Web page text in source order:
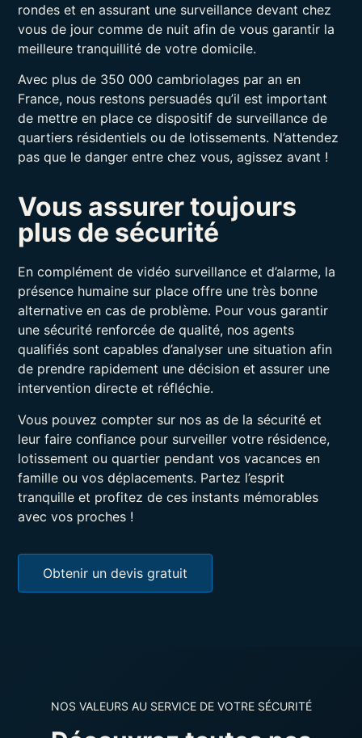
rondes et en assurant une surveillance devant chez
vous de jour comme de nuit afin de vous garantir la
meilleure tranquillité de votre domicile.
Avec plus de 350 000 cambriolages par an en
France, nous restons persuadés qu’il est important
de mettre en place ce dispositif de surveillance de
quartiers résidentiels ou de lotissements. N’attendez
pas que le danger entre chez vous, agissez avant !
Vous assurer toujours
plus de sécurité
En complément de vidéo surveillance et d’alarme, la
présence humaine sur place offre une très bonne
alternative en cas de problème. Pour vous garantir
une sécurité renforcée de qualité, nos agents
qualifiés sont capables d’analyser une situation afin
de prendre rapidement une décision et assurer une
intervention directe et réfléchie.
Vous pouvez compter sur nos as de la sécurité et
leur faire confiance pour surveiller votre résidence,
lotissement ou quartier pendant vos vacances en
famille ou vos déplacements. Partez l’esprit
tranquille et profitez de ces instants mémorables
avec vos proches !
Obtenir un devis gratuit
NOS VALEURS AU SERVICE DE VOTRE SÉCURITÉ